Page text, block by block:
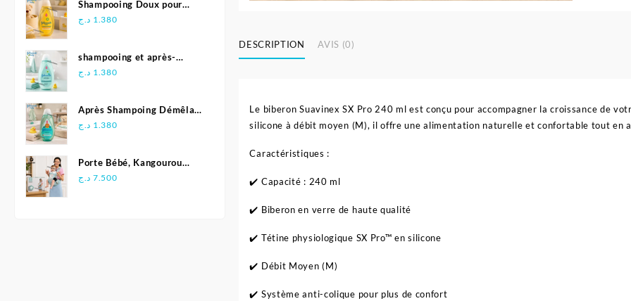
Shampooing Doux pour
Bébé 500 ml - Johnson's
1.380 د.ج
shampooing et après-
shampoing 2en1 Soft &
1.380 د.ج
Après Shampoing Démêlant
pour bébé - Johnson'S Baby
1.380 د.ج
Porte Bébé, Kangourou
Multifonctionnel
7.500 د.ج
DESCRIPTION AVIS (0)
Le biberon Suavinex SX Pro 240 ml est conçu pour accompagner la croissance de
silicone à débit moyen (M), il offre une alimentation naturelle et confortable tout en
Caractéristiques :
✔️ Capacité : 240 ml
✔️ Biberon en verre de haute qualité
✔️ Tétine physiologique SX Pro™ en silicone
✔️ Débit Moyen (M)
✔️ Système anti-colique pour plus de confort